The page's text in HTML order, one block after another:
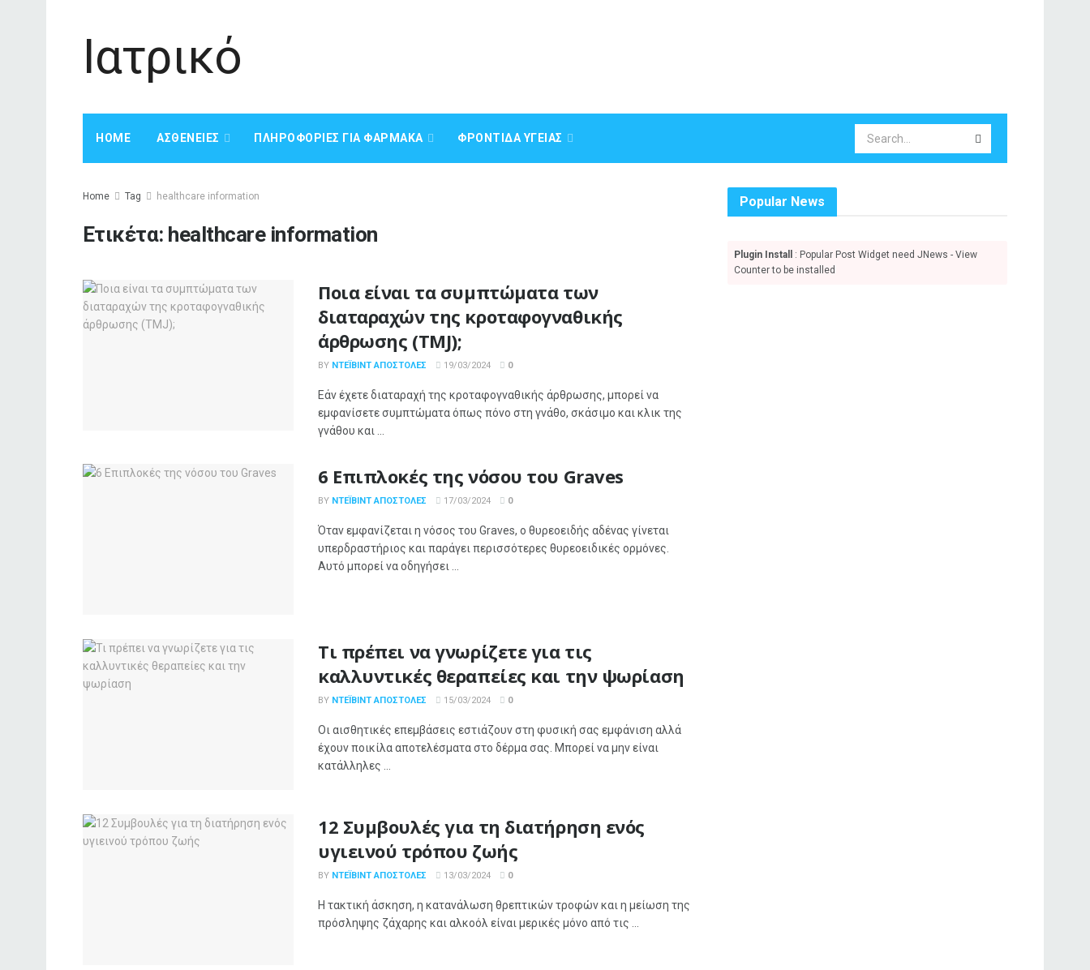
Ιατρικό
HOME ΑΣΘΈΝΕΙΕΣ ΠΛΗΡΟΦΟΡΊΕΣ ΓΙΑ ΦΆΡΜΑΚΑ ΦΡΟΝΤΊΔΑ ΥΓΕΊΑΣ
Home Tag healthcare information
Ετικέτα: healthcare information
Ποια είναι τα συμπτώματα των
διαταραχών της κροταφογναθικής
άρθρωσης (TMJ);
BY ΝΤΈΙΒΙΝΤ ΑΠΟΣΤΌΛΕΣ 19/03/2024 0
Εάν έχετε διαταραχή της κροταφογναθικής άρθρωσης, μπορεί να
εμφανίσετε συμπτώματα όπως πόνο στη γνάθο, σκάσιμο και κλικ της
γνάθου και ...
6 Επιπλοκές της νόσου του Graves
BY ΝΤΈΙΒΙΝΤ ΑΠΟΣΤΌΛΕΣ 17/03/2024 0
Όταν εμφανίζεται η νόσος του Graves, ο θυρεοειδής αδένας γίνεται
υπερδραστήριος και παράγει περισσότερες θυρεοειδικές ορμόνες.
Αυτό μπορεί να οδηγήσει ...
Τι πρέπει να γνωρίζετε για τις
καλλυντικές θεραπείες και την ψωρίαση
BY ΝΤΈΙΒΙΝΤ ΑΠΟΣΤΌΛΕΣ 15/03/2024 0
Οι αισθητικές επεμβάσεις εστιάζουν στη φυσική σας εμφάνιση αλλά
έχουν ποικίλα αποτελέσματα στο δέρμα σας. Μπορεί να μην είναι
κατάλληλες ...
12 Συμβουλές για τη διατήρηση ενός
υγιεινού τρόπου ζωής
BY ΝΤΈΙΒΙΝΤ ΑΠΟΣΤΌΛΕΣ 13/03/2024 0
Η τακτική άσκηση, η κατανάλωση θρεπτικών τροφών και η μείωση της
πρόσληψης ζάχαρης και αλκοόλ είναι μερικές μόνο από τις ...
Popular News
Plugin Install
: Popular Post Widget need JNews - View
Counter to be installed